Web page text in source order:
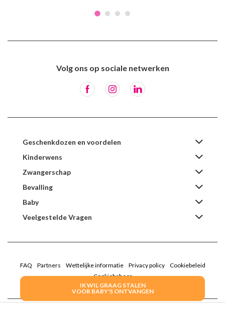
IK WIL GRAAG STALEN
VOOR BABY'S ONTVANGEN
Volg ons op sociale netwerken
Geschenkdozen en voordelen
Kinderwens
Zwangerschap
Bevalling
Baby
Veelgestelde Vragen
FAQ Partners Wettelijke informatie Privacy policy
Cookiebeleid
Cookiebeheer